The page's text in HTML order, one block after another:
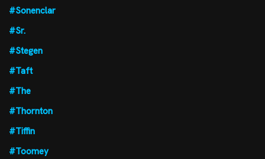
#Sonenclar
#Sr.
#Stegen
#Taft
#The
#Thornton
#Tiffin
#Toomey